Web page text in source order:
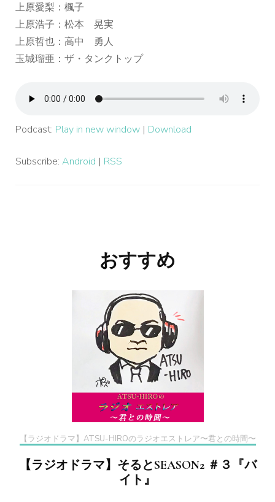
上原愛梨：楓子
上原浩子：松本 晃実
上原哲也：高中 勇人
玉城瑠亜：ザ・タンクトップ
Podcast: Play in new window | Download
Subscribe: Android | RSS
おすすめ
【ラジオドラマ】ATSU-HIROのラジオエストレア〜君との時間〜
【ラジオドラマ】そるとSEASON2 ＃３『バ
イト』